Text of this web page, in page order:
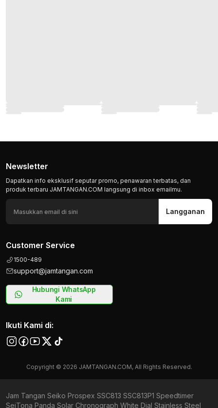
Newsletter
Dapatkan info eksklusif seputar promo, penawaran terbatas, dan
produk terbaru JAMTANGAN.COM langsung di inbox emailmu.
Langganan
Customer Service
1500-489
support@jamtangan.com
Hubungi WhatsApp
Kami
Ikuti Kami di:
Copyright © 2026 JAMTANGAN.COM, All Rights Reserved.
Jam Tangan Seiko Prospex SSC813 SSC813P1 Speedtimer
SeiTona Panda Solar Chronograph White Dial Stainless Steel